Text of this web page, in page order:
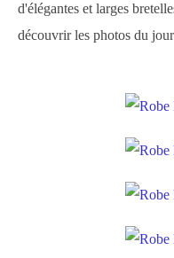
d'élégantes et larges
découvrir les photos du